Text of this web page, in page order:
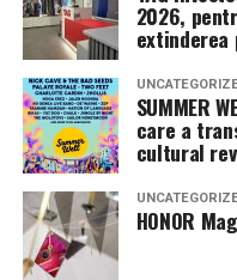
infertilitate,
pelvine (adezioliză,
leziunilor profunde)
Restabilirea
Reducerea
Îmbunătățirea
ovariană (dacă se
simultan ambele probleme:
transportabil, nu necesită
împreună cu echipa client la
Configurația
Modelul livrat reprezintă
decentrale fotovoltaice
alimentarea unui
2026,
SUMMER
care a
cultural
HONOR